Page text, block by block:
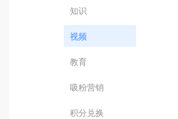
知识
视频
教育
吸粉营销
积分兑换